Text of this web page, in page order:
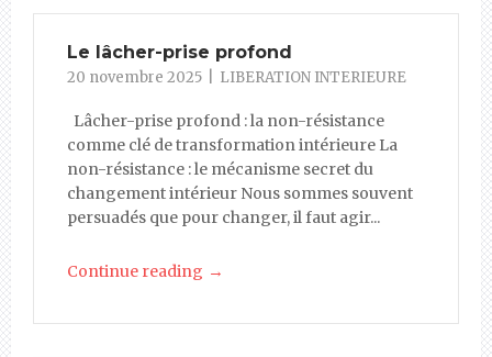
Le lâcher-prise profond
20 novembre 2025 LIBERATION INTERIEURE
Lâcher-prise profond : la non-résistance
comme clé de transformation intérieure La
non-résistance : le mécanisme secret du
changement intérieur Nous sommes souvent
persuadés que pour changer, il faut agir...
Continue reading →